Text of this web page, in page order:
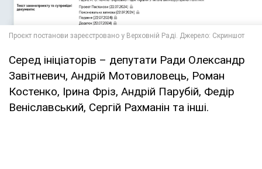
Серед ініціаторів – депутати Ради Олександр
Завітневич, Андрій Мотовиловець, Роман
Костенко, Ірина Фріз, Андрій Парубій, Федір
Веніславський, Сергій Рахманін та інші.